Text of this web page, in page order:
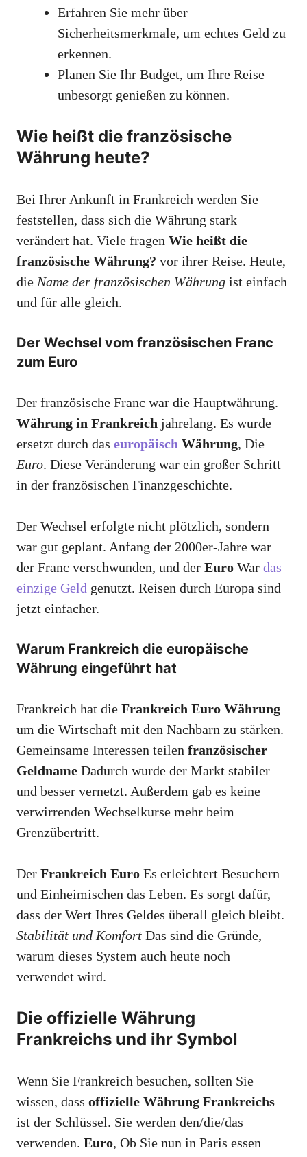
Erfahren Sie mehr über
Sicherheitsmerkmale, um echtes Geld zu
erkennen.
Planen Sie Ihr Budget, um Ihre Reise
unbesorgt genießen zu können.
Wie heißt die französische
Währung heute?
Bei Ihrer Ankunft in Frankreich werden Sie
feststellen, dass sich die Währung stark
verändert hat. Viele fragen Wie heißt die
französische Währung? vor ihrer Reise. Heute,
die Name der französischen Währung ist einfach
und für alle gleich.
Der Wechsel vom französischen Franc
zum Euro
Der französische Franc war die Hauptwährung.
Währung in Frankreich jahrelang. Es wurde
ersetzt durch das europäisch Währung, Die
Euro. Diese Veränderung war ein großer Schritt
in der französischen Finanzgeschichte.
Der Wechsel erfolgte nicht plötzlich, sondern
war gut geplant. Anfang der 2000er-Jahre war
der Franc verschwunden, und der Euro War das
einzige Geld genutzt. Reisen durch Europa sind
jetzt einfacher.
Warum Frankreich die europäische
Währung eingeführt hat
Frankreich hat die Frankreich Euro Währung
um die Wirtschaft mit den Nachbarn zu stärken.
Gemeinsame Interessen teilen französischer
Geldname Dadurch wurde der Markt stabiler
und besser vernetzt. Außerdem gab es keine
verwirrenden Wechselkurse mehr beim
Grenzübertritt.
Der Frankreich Euro Es erleichtert Besuchern
und Einheimischen das Leben. Es sorgt dafür,
dass der Wert Ihres Geldes überall gleich bleibt.
Stabilität und Komfort Das sind die Gründe,
warum dieses System auch heute noch
verwendet wird.
Die offizielle Währung
Frankreichs und ihr Symbol
Wenn Sie Frankreich besuchen, sollten Sie
wissen, dass offizielle Währung Frankreichs
ist der Schlüssel. Sie werden den/die/das
verwenden. Euro, Ob Sie nun in Paris essen